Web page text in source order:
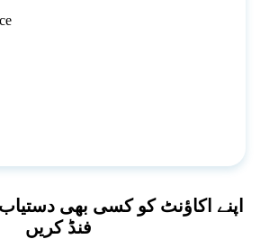
اپنے اکاؤنٹ کو کسی بھی
فنڈ کریں